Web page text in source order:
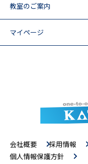
教室のご案内
マイページ
会社概要 採用情報
個人情報保護方針